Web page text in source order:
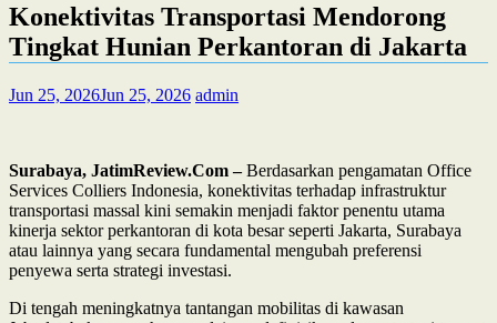
Konektivitas Transportasi Mendorong
Tingkat Hunian Perkantoran di Jakarta
Jun 25, 2026Jun 25, 2026 admin
Surabaya, JatimReview.Com –Berdasarkan pengamatan Office
Services Colliers Indonesia, konektivitas terhadap infrastruktur
transportasi massal kini semakin menjadi faktor penentu utama
kinerja sektor perkantoran di kota besar seperti Jakarta, Surabaya
atau lainnya yang secara fundamental mengubah preferensi
penyewa serta strategi investasi.
Di tengah meningkatnya tantangan mobilitas di kawasan